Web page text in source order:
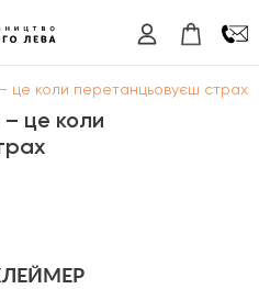
це коли перетанцьовуєш страх
це коли